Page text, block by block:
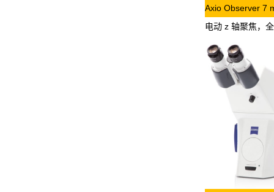
Axio Observer 7
电动 z 轴聚焦，